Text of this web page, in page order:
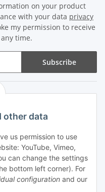
on your product
with your data privacy
my permission to receive
time.
Subscribe
other data
us permission to use
YouTube, Vimeo,
can change the settings
bottom left corner). For
configuration and our